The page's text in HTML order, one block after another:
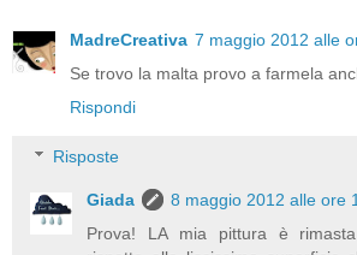
MadreCreativa 7 maggio 2012 alle
Se trovo la malta provo a farmela
Rispondi
Risposte
Giada
8 maggio 2012 alle ore
Prova! LA mia pittura è